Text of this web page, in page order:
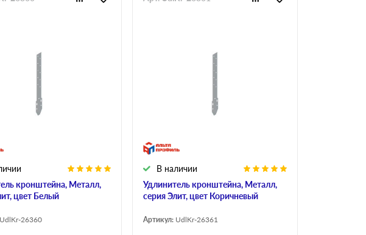
кронштейна, Металл,
цвет Белый
UdlKr-26360
Удлинитель кронштейна, Металл,
серия Элит, цвет Коричневый
В наличии
Артикул: UdlKr-26361